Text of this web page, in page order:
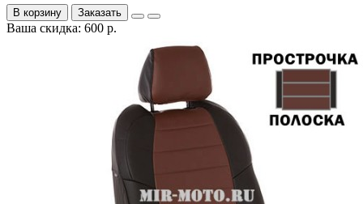
В корзину Заказать
Ваша скидка: 600 р.